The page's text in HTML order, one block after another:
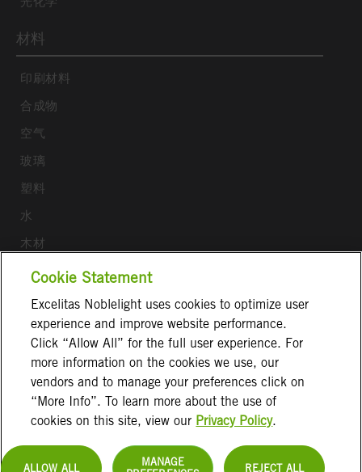
材料
印刷材料
合成物
空气
玻璃
塑料
水
木材
关注我们
ExcelitasOfficial
沪ICP备19018715号 通用条款 版本说明 隐私政策
免责声明 联系方式
Cookie Statement
Excelitas Noblelight uses cookies to optimize user
experience and improve website performance.
Click “Allow All” for the full user experience. For
more information on the cookies we use, our
vendors and to manage your preferences click on
“More Info”. To learn more about the use of
cookies on this site, view our Privacy Policy.
MANAGE
REJECT ALL
ALLOW ALL